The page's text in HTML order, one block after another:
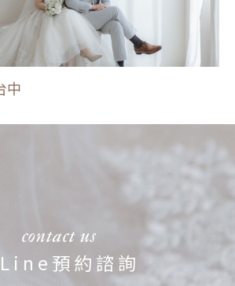
中
contact us
預約諮詢